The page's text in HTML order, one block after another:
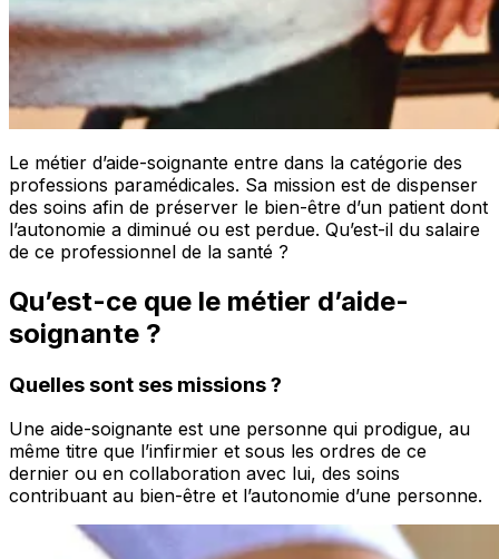
Le métier d’aide-soignante entre dans la catégorie des
professions paramédicales. Sa mission est de dispenser
des soins afin de préserver le bien-être d’un patient dont
l’autonomie a diminué ou est perdue. Qu’est-il du salaire
de ce professionnel de la santé ?
Qu’est-ce que le métier d’aide-
soignante ?
Quelles sont ses missions ?
Une aide-soignante est une personne qui prodigue, au
même titre que l’infirmier et sous les ordres de ce
dernier ou en collaboration avec lui, des soins
contribuant au bien-être et l’autonomie d’une personne.